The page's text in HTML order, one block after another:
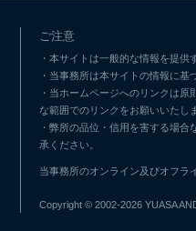
ご注意
・本サイトは一般的な情報を提供
・当事務所は本サイトの情報に基
・当ホームページへのリンクは
な範囲でのリンクをお願いいたし
・弊所の品位・信用を害する場
承ください。
当事務所のオンライン及びオフラ
Copyright © 2002-2026 YUASA